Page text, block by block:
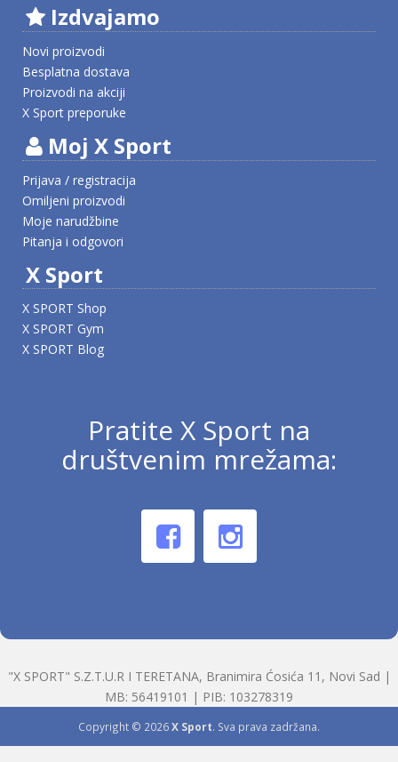
Izdvajamo
Novi proizvodi
Besplatna dostava
Proizvodi na akciji
X Sport preporuke
Moj X Sport
Prijava / registracija
Omiljeni proizvodi
Moje narudžbine
Pitanja i odgovori
X Sport
X SPORT Shop
X SPORT Gym
X SPORT Blog
Pratite X Sport na
društvenim mrežama:
"X SPORT" S.Z.T.U.R I TERETANA, Branimira Ćosića 11, Novi Sad |
MB: 56419101 | PIB: 103278319
Copyright © 2026X Sport. Sva prava zadržana.